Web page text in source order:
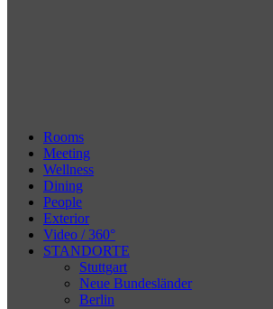
Rooms
Meeting
Wellness
Dining
People
Exterior
Video / 360°
STANDORTE
Stuttgart
Neue Bundesländer
Berlin